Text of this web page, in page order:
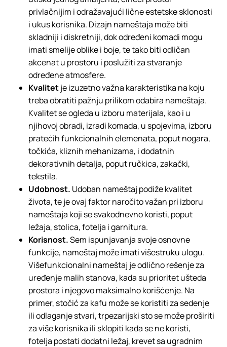
privlačnijim i odražavajući lične estetske sklonosti
i ukus korisnika. Dizajn nameštaja može biti
skladniji i diskretniji, dok određeni komadi mogu
imati smelije oblike i boje, te tako biti odličan
akcenat u prostoru i poslužiti za stvaranje
određene atmosfere.
Kvalitetje izuzetno važna karakteristika na koju
treba obratiti pažnju prilikom odabira nameštaja.
Kvalitet se ogleda u izboru materijala, kao i u
njihovoj obradi, izradi komada, u spojevima, izboru
pratećih funkcionalnih elemenata, poput nogara,
točkića, kliznih mehanizama, i dodatnih
dekorativnih detalja, poput ručkica, zakački,
tekstila.
Udobnost. Udoban nameštaj podiže kvalitet
života, te je ovaj faktor naročito važan pri izboru
nameštaja koji se svakodnevno koristi, poput
ležaja, stolica, fotelja i garnitura.
Korisnost.Sem ispunjavanja svoje osnovne
funkcije, nameštaj može imati višestruku ulogu.
Višefunkcionalni nameštaj je odlično rešenje za
uređenje malih stanova, kada su prioritet ušteda
prostora i njegovo maksimalno korišćenje. Na
primer, stočić za kafu može se koristiti za sedenje
ili odlaganje stvari, trpezarijski sto se može proširiti
za više korisnika ili sklopiti kada se ne koristi,
fotelja postati dodatni ležaj, krevet sa ugradnim